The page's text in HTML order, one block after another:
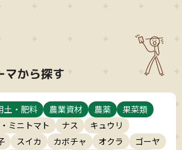
マから探す
土・肥料 農業資材 農薬
果菜類
ミニトマト
ナス
キュウリ
スイカ カボチャ オクラ
ゴーヤ